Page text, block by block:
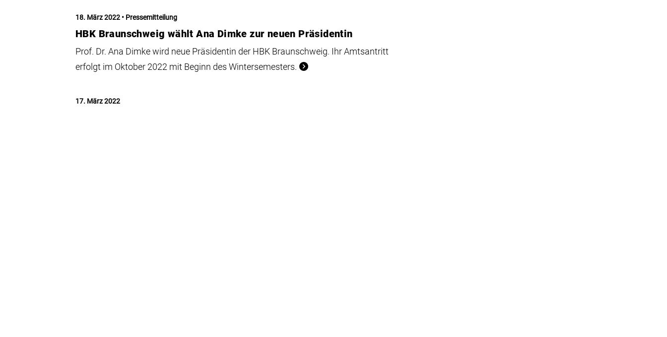
18. März 2022 Pressemitteilung
HBK Braunschweig wählt Ana Dimke zur neuen Präsidentin
Prof. Dr. Ana Dimke wird neue Präsidentin der HBK Braunschweig. Ihr Amtsantritt
erfolgt im Oktober 2022 mit Beginn des Wintersemesters.
17. März 2022